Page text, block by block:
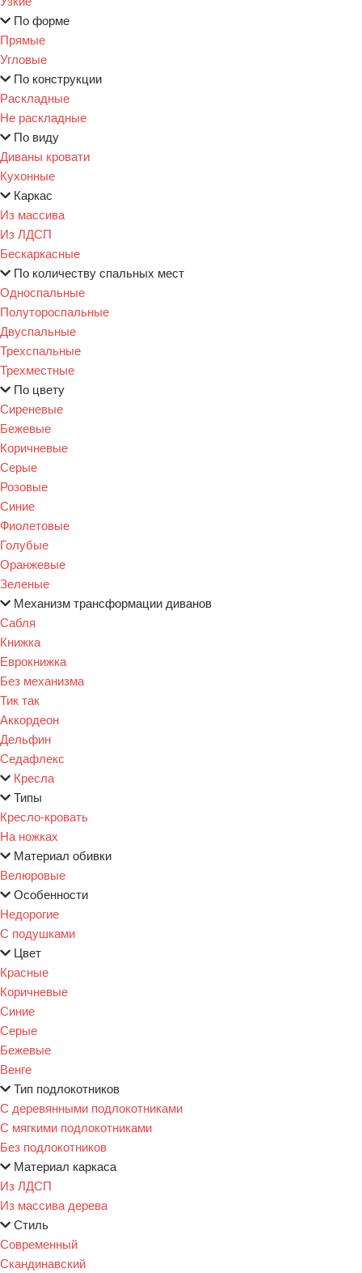
По форме
Прямые
Угловые
По конструкции
Раскладные
Не раскладные
По виду
Диваны кровати
Кухонные
Каркас
Из массива
Из ЛДСП
Бескаркасные
По количеству спальных мест
Односпальные
Полутороспальные
Двуспальные
Трехспальные
Трехместные
По цвету
Сиреневые
Бежевые
Коричневые
Серые
Розовые
Синие
Фиолетовые
Голубые
Оранжевые
Зеленые
Механизм трансформации диванов
Сабля
Книжка
Еврокнижка
Без механизма
Тик так
Аккордеон
Дельфин
Седафлекс
Кресла
Типы
Кресло-кровать
На ножках
Материал обивки
Велюровые
Особенности
Недорогие
С подушками
Цвет
Красные
Коричневые
Синие
Серые
Бежевые
Венге
Тип подлокотников
С деревянными подлокотниками
С мягкими подлокотниками
Без подлокотников
Материал каркаса
Из ЛДСП
Из массива дерева
Стиль
Современный
Скандинавский